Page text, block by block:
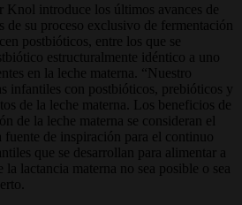
Knol introduce los últimos avances de
su proceso exclusivo de fermentación
postbióticos, entre los que se
estructuralmente idéntico a uno
en la leche materna. “Nuestro
infantiles con postbióticos, prebióticos y
de la leche materna. Los beneficios de
de la leche materna se consideran el
de inspiración para el continuo
que se desarrollan para alimentar a
lactancia materna no sea posible o sea